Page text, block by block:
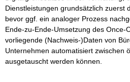
Dienstleistungen grundsätzlich zuerst
bevor ggf. ein analoger Prozess
Ende-zu-Ende-Umsetzung des Once-
vorliegende (Nachweis-)Daten von
Unternehmen automatisiert zwischen
ausgetauscht werden können.